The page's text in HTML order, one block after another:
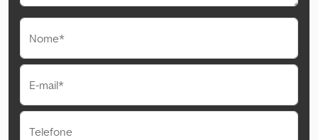
Nome*
E-mail*
Telefone